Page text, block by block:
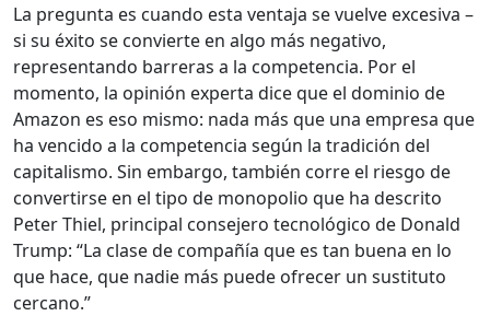
La pregunta es cuando esta ventaja se vuelve excesiva –
si su éxito se convierte en algo más negativo,
representando barreras a la competencia. Por el
momento, la opinión experta dice que el dominio de
Amazon es eso mismo: nada más que una empresa que
ha vencido a la competencia según la tradición del
capitalismo. Sin embargo, también corre el riesgo de
convertirse en el tipo de monopolio que ha descrito
Peter Thiel, principal consejero tecnológico de Donald
Trump: “La clase de compañía que es tan buena en lo
que hace, que nadie más puede ofrecer un sustituto
cercano.”